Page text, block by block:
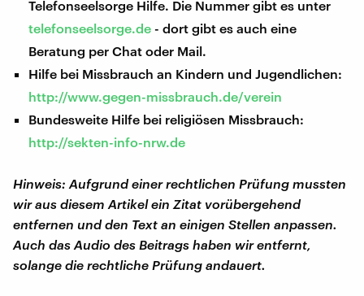
Telefonseelsorge Hilfe. Die Nummer gibt es unter
telefonseelsorge.de - dort gibt es auch eine
Beratung per Chat oder Mail.
Hilfe bei Missbrauch an Kindern und Jugendlichen:
http://www.gegen-missbrauch.de/verein
Bundesweite Hilfe bei religiösen Missbrauch:
http://sekten-info-nrw.de
Hinweis: Aufgrund einer rechtlichen Prüfung mussten
wir aus diesem Artikel ein Zitat vorübergehend
entfernen und den Text an einigen Stellen anpassen.
Auch das Audio des Beitrags haben wir entfernt,
solange die rechtliche Prüfung andauert.